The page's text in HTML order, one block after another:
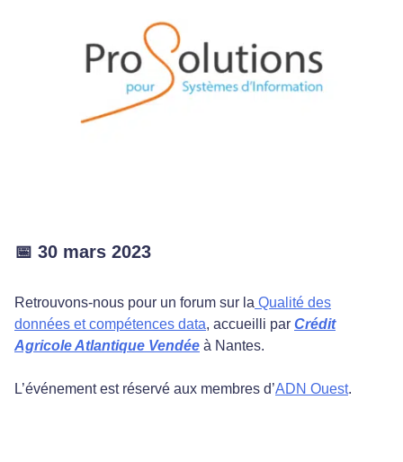
📅 30 mars 2023
Retrouvons-nous pour un forum sur la Qualité des
données et compétences data, accueilli par Crédit
Agricole Atlantique Vendée à Nantes.
L’événement est réservé aux membres d’ADN Ouest.